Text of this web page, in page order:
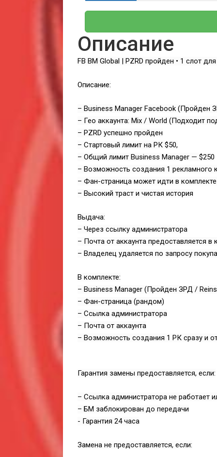
Описание
FB BM Global | PZRD пройден • 1 слот
Описание:
– Business Manager Facebook (Пройден
– Гео аккаунта: Mix / World (Подходит
– PZRD успешно пройден
– Стартовый лимит на РК $50,
– Общий лимит Business Manager — $250
– Возможность создания 1 рекламного
– Фан-страница может идти в
– Высокий траст и чистая история
Выдача:
– Через ссылку администратора
– Почта от аккаунта предоставляется в
– Владелец удаляется по запросу
В комплекте:
– Business Manager (Пройден ЗРД /
– Фан-страница (рандом)
– Ссылка администратора
– Почта от аккаунта
– Возможность создания 1 РК сразу и
Гарантия замены предоставляется, если:
– Ссылка администратора не работает
– БМ заблокирован до передачи
- Гарантия 24 часа
Замена не предоставляется, если: